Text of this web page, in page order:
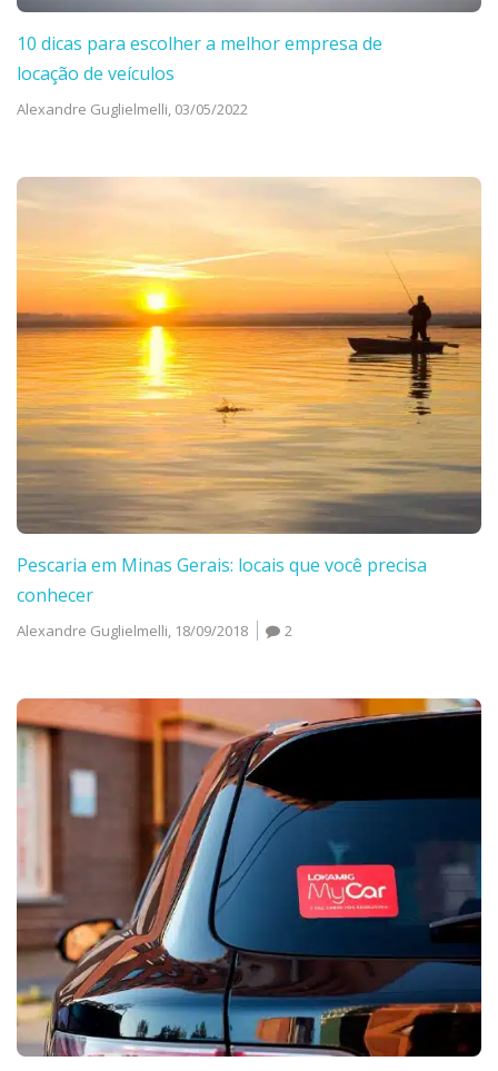
10 dicas para escolher a melhor empresa de
locação de veículos
Alexandre Guglielmelli, 03/05/2022
Pescaria em Minas Gerais: locais que você precisa
conhecer
Alexandre Guglielmelli, 18/09/2018 2